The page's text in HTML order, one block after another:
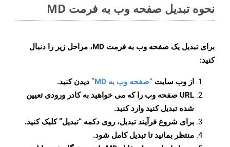
نحوه تبدیل صفحه وب به فرمت MD
برای تبدیل یک صفحه وب به فرمت MD، مراحل زیر را دنبال
کنید:
از وب سایت “صفحه وب به MD”
دیدن کنید.
URL صفحه وب را که می خواهید به کادر ورودی تعیین
شده تبدیل کنید وارد کنید.
برای شروع فرآیند تبدیل، روی دکمه “تبدیل” کلیک کنید.
منتظر بمانید تا تبدیل کامل شود.